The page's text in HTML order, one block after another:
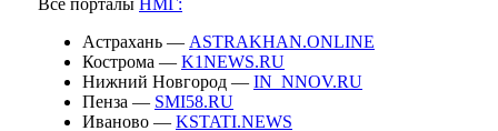
Все порталы НМГ:
Астрахань — ASTRAKHAN.ONLINE
Кострома — K1NEWS.RU
Нижний Новгород — IN_NNOV.RU
Пенза — SMI58.RU
Иваново — KSTATI.NEWS